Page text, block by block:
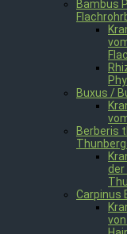
Bambus
Buxus /
Berberis
Carpinus